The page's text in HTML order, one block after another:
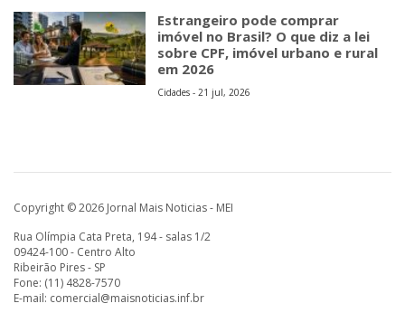
Estrangeiro pode comprar
imóvel no Brasil? O que diz a lei
sobre CPF, imóvel urbano e rural
em 2026
Cidades - 21 jul, 2026
Copyright © 2026 Jornal Mais Noticias - MEI
Rua Olímpia Cata Preta, 194 - salas 1/2
09424-100 - Centro Alto
Ribeirão Pires - SP
Fone: (11) 4828-7570
E-mail: comercial@maisnoticias.inf.br